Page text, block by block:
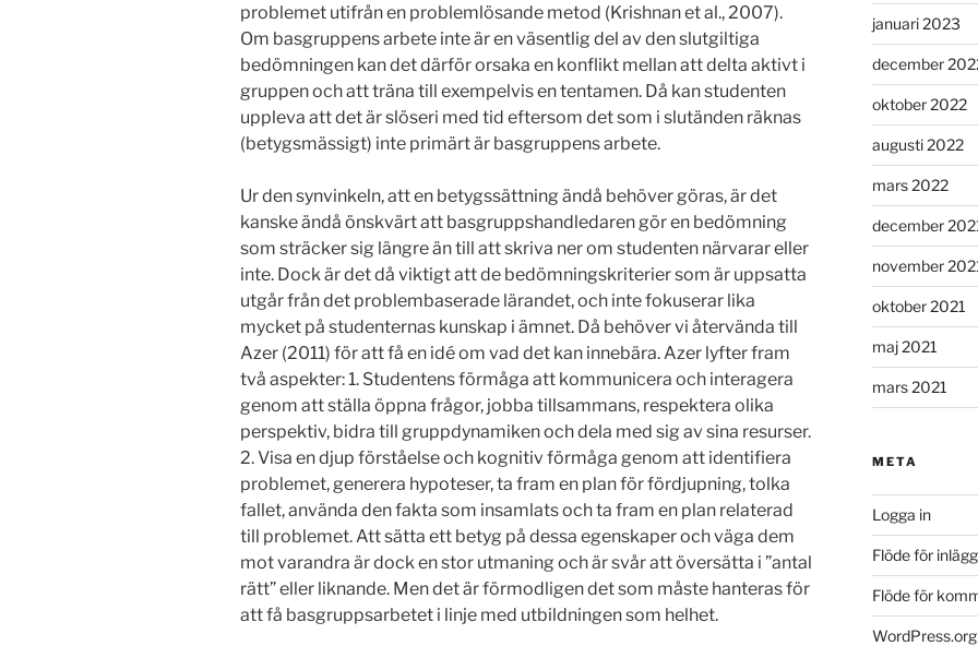
problemet utifrån en problemlösande metod (Krishnan et al., 2007).
Om basgruppens arbete inte är en väsentlig del av den slutgiltiga
bedömningen kan det därför orsaka en konflikt mellan att delta aktivt i
gruppen och att träna till exempelvis en tentamen. Då kan studenten
uppleva att det är slöseri med tid eftersom det som i slutänden räknas
(betygsmässigt) inte primärt är basgruppens arbete.
Ur den synvinkeln, att en betygssättning ändå behöver göras, är det
kanske ändå önskvärt att basgruppshandledaren gör en bedömning
som sträcker sig längre än till att skriva ner om studenten närvarar eller
inte. Dock är det då viktigt att de bedömningskriterier som är uppsatta
utgår från det problembaserade lärandet, och inte fokuserar lika
mycket på studenternas kunskap i ämnet. Då behöver vi återvända till
Azer (2011) för att få en idé om vad det kan innebära. Azer lyfter fram
två aspekter: 1. Studentens förmåga att kommunicera och interagera
genom att ställa öppna frågor, jobba tillsammans, respektera olika
perspektiv, bidra till gruppdynamiken och dela med sig av sina resurser.
2. Visa en djup förståelse och kognitiv förmåga genom att identifiera
problemet, generera hypoteser, ta fram en plan för fördjupning, tolka
fallet, använda den fakta som insamlats och ta fram en plan relaterad
till problemet. Att sätta ett betyg på dessa egenskaper och väga dem
mot varandra är dock en stor utmaning och är svår att översätta i ”antal
rätt” eller liknande. Men det är förmodligen det som måste hanteras för
att få basgruppsarbetet i linje med utbildningen som helhet.
januari 2023
december
oktober 2022
augusti 2022
mars 2022
december
november
oktober 2021
maj 2021
mars 2021
META
Logga in
Flöde för inlägg
Flöde för
WordPress.org